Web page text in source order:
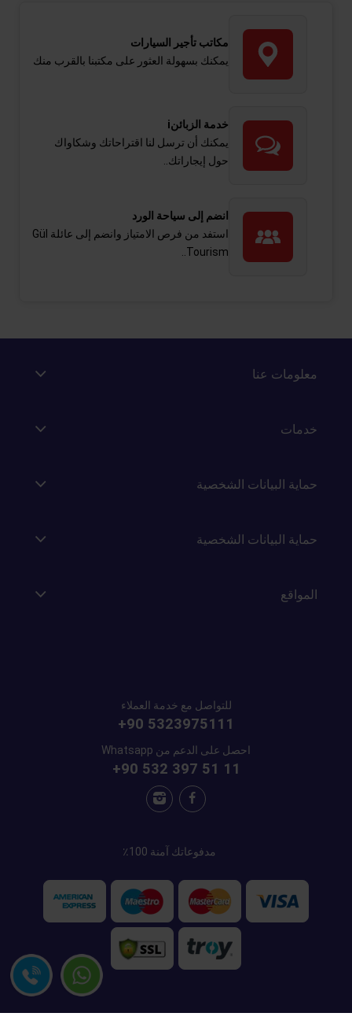
مكاتب تأجير السيارات
يمكنك بسهولة العثور على مكتبنا بالقرب منك
خدمة الزبائنi
يمكنك أن ترسل لنا اقتراحاتك وشكاواك
حول إيجاراتك..
انضم إلى سياحة الورد
استفد من فرص الامتياز وانضم إلى عائلة Gül
Tourism..
معلومات عنا
خدمات
حماية البيانات الشخصية
حماية البيانات الشخصية
المواقع
للتواصل مع خدمة العملاء
+90 5323975111
احصل على الدعم من Whatsapp
+90 532 397 51 11
مدفوعاتك آمنة 100٪